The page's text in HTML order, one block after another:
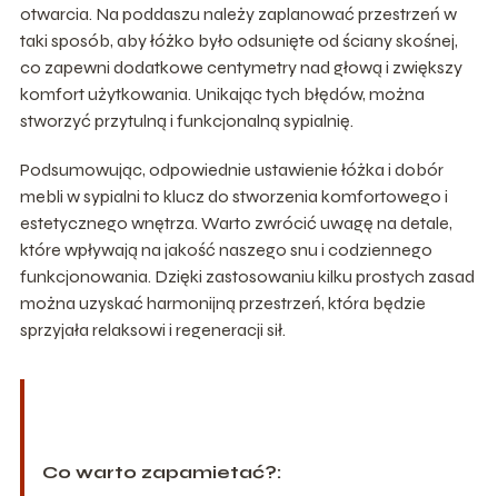
otwarcia. Na poddaszu należy zaplanować przestrzeń w
taki sposób, aby łóżko było odsunięte od ściany skośnej,
co zapewni dodatkowe centymetry nad głową i zwiększy
komfort użytkowania. Unikając tych błędów, można
stworzyć przytulną i funkcjonalną sypialnię.
Podsumowując, odpowiednie ustawienie łóżka i dobór
mebli w sypialni to klucz do stworzenia komfortowego i
estetycznego wnętrza. Warto zwrócić uwagę na detale,
które wpływają na jakość naszego snu i codziennego
funkcjonowania. Dzięki zastosowaniu kilku prostych zasad
można uzyskać harmonijną przestrzeń, która będzie
sprzyjała relaksowi i regeneracji sił.
Co warto zapamietać?: